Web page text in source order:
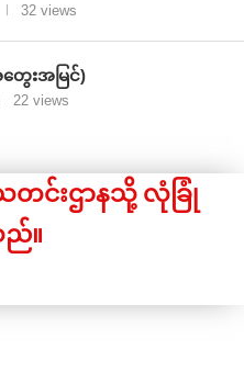
32 views
ေးအမြင်)
22 views
င်းဌာနသို့ လုံခြုံ
ည်။